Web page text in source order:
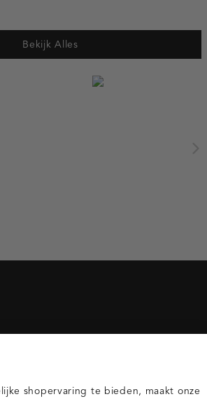
Bekijk Alles
shopervaring te bieden, maakt onze